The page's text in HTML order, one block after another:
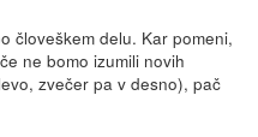
človeškem delu. Kar pomeni,
ne bomo izumili novih
zvečer pa v desno), pač